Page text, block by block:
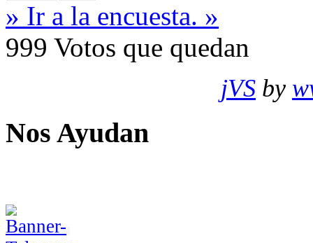
» Ir a la encuesta. »
999 Votos que quedan
jVS by
Nos Ayudan